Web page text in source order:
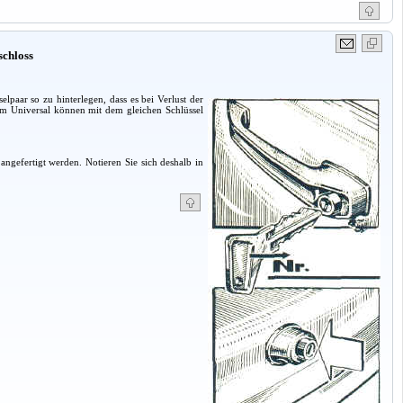
so zu hinterlegen, dass es bei Verlust der
Universal können mit dem gleichen Schlüssel
werden. Notieren Sie sich deshalb in